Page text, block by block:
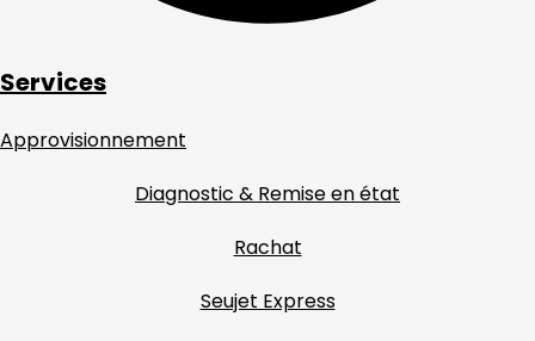
Services
Approvisionnement
Diagnostic & Remise en état
Rachat
Seujet Express